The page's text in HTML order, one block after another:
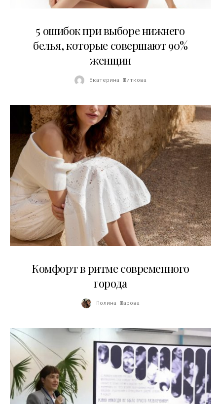
5 ошибок при выборе нижнего
белья, которые совершают 90%
женщин
Екатерина Житкова
Комфорт в ритме современного
города
Полина Жарова